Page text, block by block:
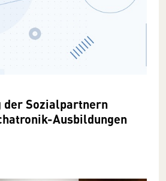
Sozialpartnern
Ausbildungen